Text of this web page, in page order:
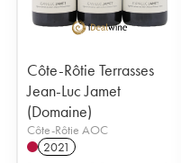
Côte-Rôtie Terrasses
Jean-Luc Jamet
(Domaine)
Côte-Rôtie AOC
2021